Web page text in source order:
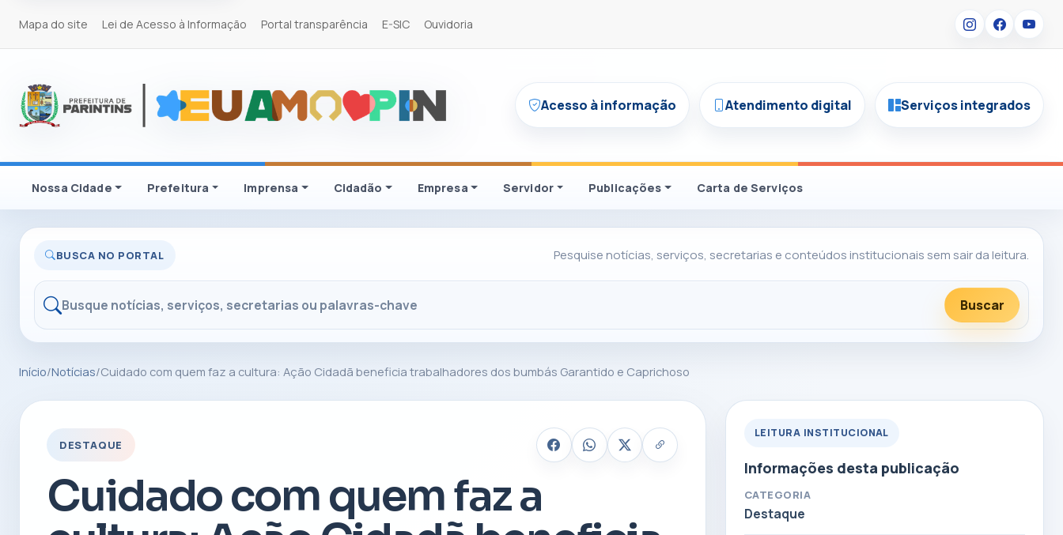
Mapa do site Lei de Acesso à Informação Portal transparência E-SIC Ouvidoria
Acesso à informação Atendimento digital Serviços integrados
Nossa Cidade Prefeitura Imprensa Cidadão Empresa Servidor Publicações Carta de Serviços
BUSCA NO PORTAL Pesquise notícias, serviços, secretarias e conteúdos institucionais sem sair da leitura.
Buscar no portal Buscar
Início/Notícias/Cuidado com quem faz a cultura: Ação Cidadã beneficia trabalhadores dos bumbás Garantido e Caprichoso
DESTAQUE
Cuidado com quem faz a
LEITURA INSTITUCIONAL
Informações desta publicação
CATEGORIA
Destaque